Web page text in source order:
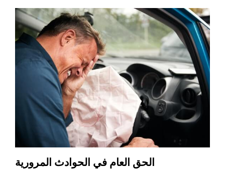
الحق العام في الحوادث المرورية